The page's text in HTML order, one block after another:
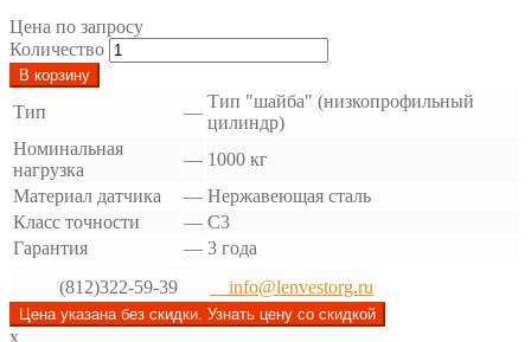
Цена по запросу
Количество
В корзину
Тип —
Тип "шайба" (низкопрофильный
цилиндр)
Номинальная
нагрузка
— 1000 кг
Материал датчика
— Нержавеющая сталь
Класс точности
— C3
Гарантия
— 3 года
(812)322-59-39
info@lenvestorg.ru
Цена указана без скидки. Узнать цену со скидкой
x